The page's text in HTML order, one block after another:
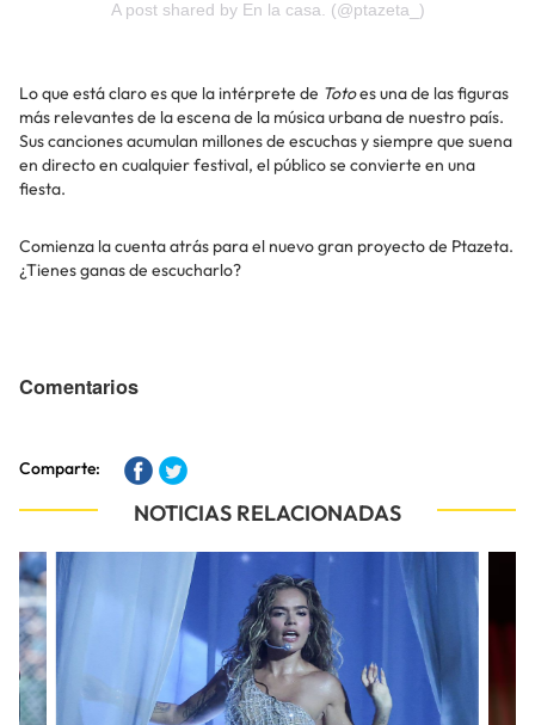
A post shared by En la casa. (@ptazeta_)
Lo que está claro es que la intérprete de Totoes una de las figuras
más relevantes de la escena de la música urbana de nuestro país.
Sus canciones acumulan millones de escuchas y siempre que suena
en directo en cualquier festival, el público se convierte en una
fiesta.
Comienza la cuenta atrás para el nuevo gran proyecto de Ptazeta.
¿Tienes ganas de escucharlo?
Comentarios
Comparte:
NOTICIAS RELACIONADAS